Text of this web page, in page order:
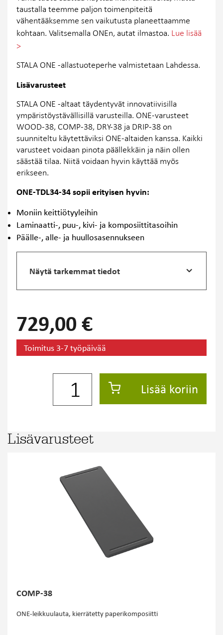
taustalla teemme paljon toimenpiteitä
vähentääksemme sen vaikutusta planeettaamme
kohtaan. Valitsemalla ONEn, autat ilmastoa. Lue lisää
>
STALA ONE -allastuoteperhe valmistetaan Lahdessa.
Lisävarusteet
STALA ONE -altaat täydentyvät innovatiivisilla
ympäristöystävällisillä varusteilla. ONE-varusteet
WOOD-38​, COMP-38​, DRY-38​ ja DRIP-38​ on
suunniteltu käytettäviksi ONE-altaiden kanssa. Kaikki
varusteet voidaan pinota päällekkäin ja näin ollen
säästää tilaa. Niitä voidaan hyvin käyttää myös
erikseen.
ONE-TDL34-34 sopii erityisen hyvin:
Moniin keittiötyyleihin
Laminaatti-, puu-, kivi- ja komposiittitasoihin
Päälle-, alle- ja huullosasennukseen
Näytä tarkemmat tiedot
729,00 €
Toimitus 3-7 työpäivää
Lisää koriin
Lisävarusteet
COMP-38
ONE-leikkuulauta, kierrätetty paperikomposiitti